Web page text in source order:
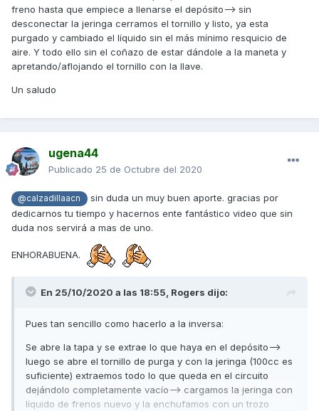
freno hasta que empiece a llenarse el depósito--> sin
desconectar la jeringa cerramos el tornillo y listo, ya esta
purgado y cambiado el líquido sin el más mínimo resquicio de
aire. Y todo ello sin el coñazo de estar dándole a la maneta y
apretando/aflojando el tornillo con la llave.
Un saludo
ugena44
Publicado 25 de Octubre del 2020
@calzadillaacn
sin duda un muy buen aporte. gracias por
dedicarnos tu tiempo y hacernos ente fantástico video que sin
duda nos servirá a mas de uno.
ENHORABUENA.
En 25/10/2020 a las 18:55, Rogers dijo:
Pues tan sencillo como hacerlo a la inversa:
Se abre la tapa y se extrae lo que haya en el depósito-->
luego se abre el tornillo de purga y con la jeringa (100cc es
suficiente) extraemos todo lo que queda en el circuito
dejándolo completamente vacío--> cargamos la jeringa con
líquido de frenos nuevo y la enchufamos con un trozo